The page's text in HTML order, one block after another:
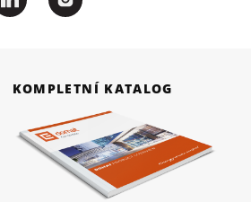
KOMPLETNÍ KATALOG